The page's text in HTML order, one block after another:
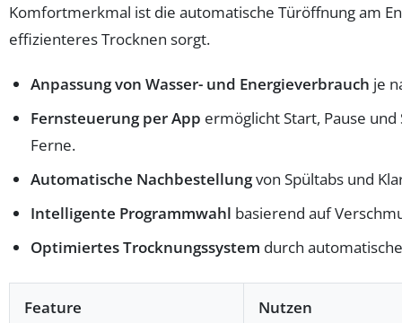
Komfortmerkmal ist die automatische Türöffnung am
effizienteres Trocknen sorgt.
Anpassung von Wasser- und Energieverbrauch je
Fernsteuerung per App ermöglicht Start, Pause
Ferne.
Automatische Nachbestellungvon Spültabs und
Intelligente Programmwahl basierend auf
Optimiertes Trocknungssystem durch
Feature Nutzen